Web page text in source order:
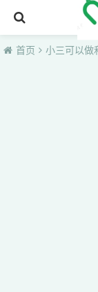
首页
首页 小三可以做